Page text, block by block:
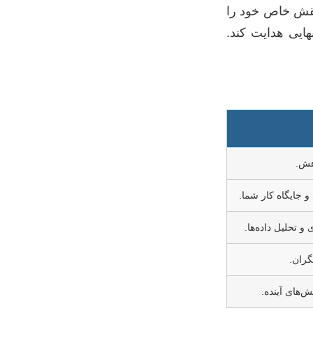
خاص خود را
هدایت کند.
کار شما.
تحلیل داده‌ها.
آینده.